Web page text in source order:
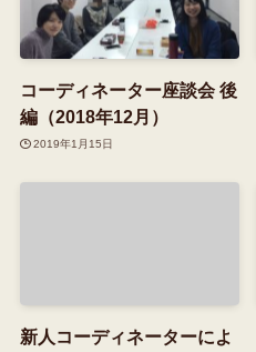
コーディネーター座談会 後
編（2018年12月）
2019年1月15日
新人コーディネーターによ